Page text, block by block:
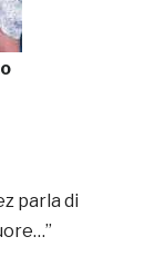
parla di